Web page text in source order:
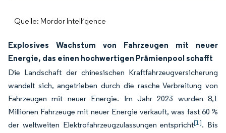
Quelle: Mordor Intelligence
Explosives Wachstum von Fahrzeugen mit neuer
Energie, das einen hochwertigen Prämienpool schafft
Die Landschaft der chinesischen Kraftfahrzeugversicherung
wandelt sich, angetrieben durch die rasche Verbreitung von
Fahrzeugen mit neuer Energie. Im Jahr 2023 wurden 8,1
Millionen Fahrzeuge mit neuer Energie verkauft, was fast 60 %
der weltweiten Elektrofahrzeugzulassungen entspricht[1]. Bis